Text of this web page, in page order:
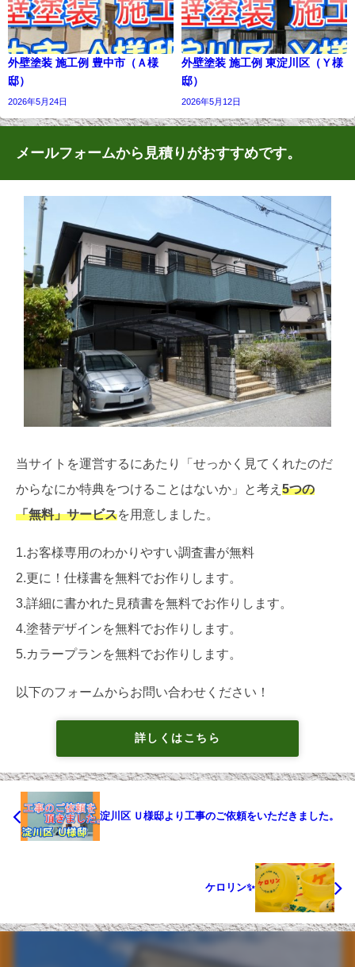
外壁塗装 施工例 豊中市（Ａ様
邸）
2026年5月24日
外壁塗装 施工例 東淀川区（Ｙ様
邸）
2026年5月12日
メールフォームから見積りがおすすめです。
当サイトを運営するにあたり「せっかく見てくれたのだ
からなにか特典をつけることはないか」と考え 5つの
「無料」サービスを用意しました。
1.お客様専用のわかりやすい調査書が無料
2.更に！仕様書を無料でお作りします。
3.詳細に書かれた見積書を無料でお作りします。
4.塗替デザインを無料でお作りします。
5.カラープランを無料でお作りします。
以下のフォームからお問い合わせください！
詳しくはこちら
淀川区 Ｕ様邸より工事のご依頼をいただきました。
ケロリン✨